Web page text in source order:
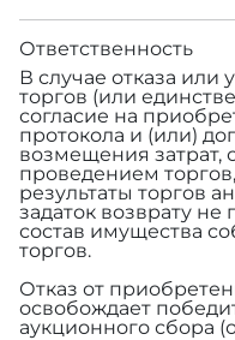
Ответственность
В случае отказа или
торгов (или
согласие на
протокола и (или)
возмещения затрат,
проведением
результаты торгов
задаток возврату не
состав имущества
торгов.
Отказ от
освобождает
аукционного сбора